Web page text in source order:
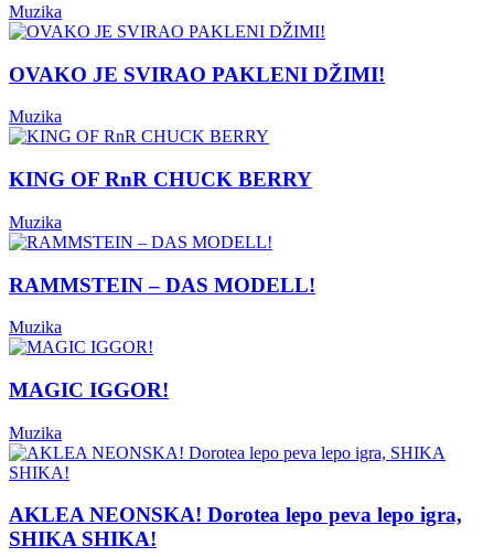
Muzika
OVAKO JE SVIRAO PAKLENI DŽIMI!
Muzika
KING OF RnR CHUCK BERRY
Muzika
RAMMSTEIN – DAS MODELL!
Muzika
MAGIC IGGOR!
Muzika
AKLEA NEONSKA! Dorotea lepo peva lepo igra,
SHIKA SHIKA!